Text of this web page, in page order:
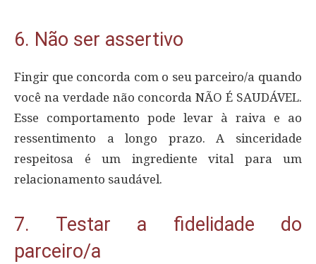
6. Não ser assertivo
Fingir que concorda com o seu parceiro/a quando
você na verdade não concorda NÃO É SAUDÁVEL.
Esse comportamento pode levar à raiva e ao
ressentimento a longo prazo. A sinceridade
respeitosa é um ingrediente vital para um
relacionamento saudável.
7. Testar a fidelidade do
parceiro/a